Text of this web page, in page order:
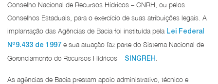
Conselho Nacional de Recursos Hídricos – CNRH, ou pelos
Conselhos Estaduais, para o exercício de suas atribuições legais. A
implantação das Agências de Bacia foi instituída pela Lei Federal
No9.433 de 1997 e sua atuação faz parte do Sistema Nacional de
Gerenciamento de Recursos Hídricos – SINGREH
As agências de Bacia prestam apoio administrativo, técnico e